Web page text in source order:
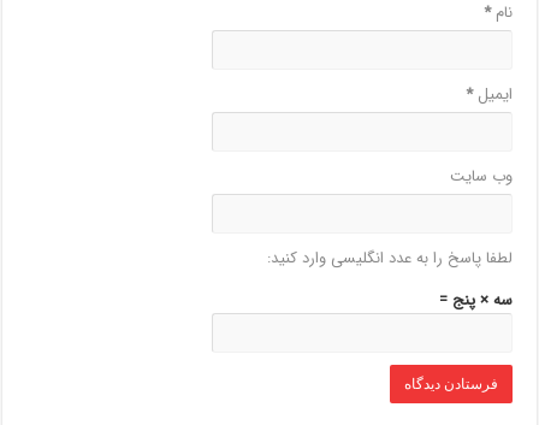
نام*
ایمیل*
وب‌ سایت
لطفا پاسخ را به عدد انگلیسی وارد کنید:
سه × پنج =